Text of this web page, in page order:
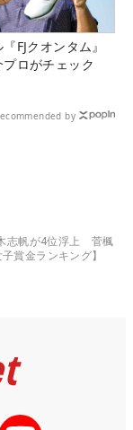
FJクオンタム』
ロがチェック
by
志帆が4位浮上 菅楓
賞金ランキング】